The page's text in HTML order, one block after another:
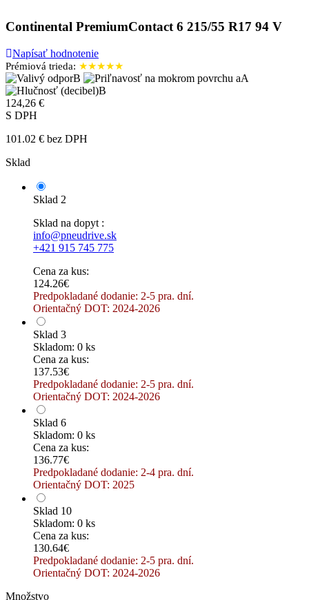
Continental PremiumContact 6 215/55 R17 94 V
Napísať hodnotenie
Prémiová trieda: ★★★★★
B
A
B
124,26 €
S DPH
101.02 € bez DPH
Sklad
Sklad 2
Sklad na dopyt :
info@pneudrive.sk
+421 915 745 775
Cena za kus:
124.26€
Predpokladané dodanie: 2-5 pra. dní.
Orientačný DOT: 2024-2026
Sklad 3
Skladom: 0 ks
Cena za kus:
137.53€
Predpokladané dodanie: 2-5 pra. dní.
Orientačný DOT: 2024-2026
Sklad 6
Skladom: 0 ks
Cena za kus:
136.77€
Predpokladané dodanie: 2-4 pra. dní.
Orientačný DOT: 2025
Sklad 10
Skladom: 0 ks
Cena za kus:
130.64€
Predpokladané dodanie: 2-5 pra. dní.
Orientačný DOT: 2024-2026
Množstvo